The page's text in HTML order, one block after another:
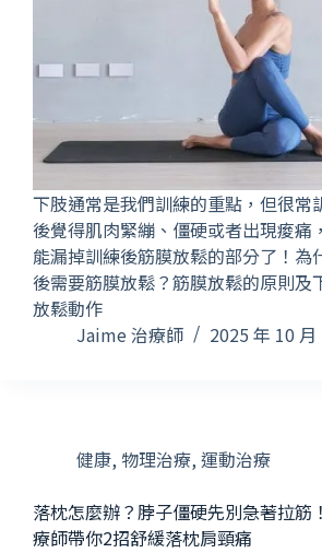
下肢通常是我們訓練的重點，但很常
後覺得肌肉緊繃、僵硬或者出現痠痛
能漏掉訓練後筋膜放鬆的部分了！為
後需要筋膜放鬆？筋膜放鬆的原則及
放鬆動作
Jaime 治療師
2025 年 10 月
健康, 物理治療, 運動治療
落枕怎麼辦？脖子僵硬先別急著拉筋
療師帶你2招舒緩落枕肩頸痛